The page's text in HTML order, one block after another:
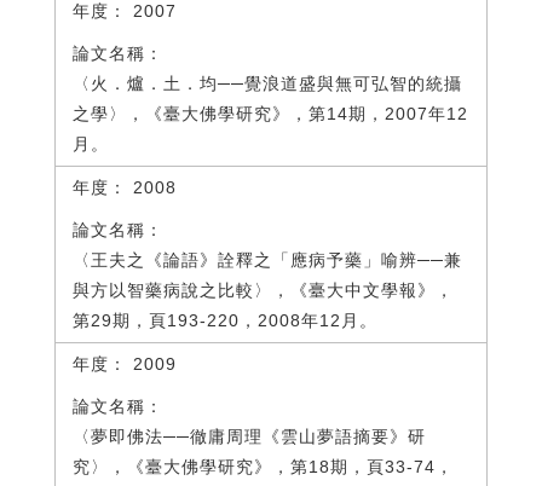
2007
〈火．爐．土．均──覺浪道盛與無可弘智的統攝
之學〉，《臺大佛學研究》，第14期，2007年12
月。
2008
〈王夫之《論語》詮釋之「應病予藥」喻辨──兼
與方以智藥病說之比較〉，《臺大中文學報》，
第29期，頁193-220，2008年12月。
2009
〈夢即佛法──徹庸周理《雲山夢語摘要》研
究〉，《臺大佛學研究》，第18期，頁33-74，